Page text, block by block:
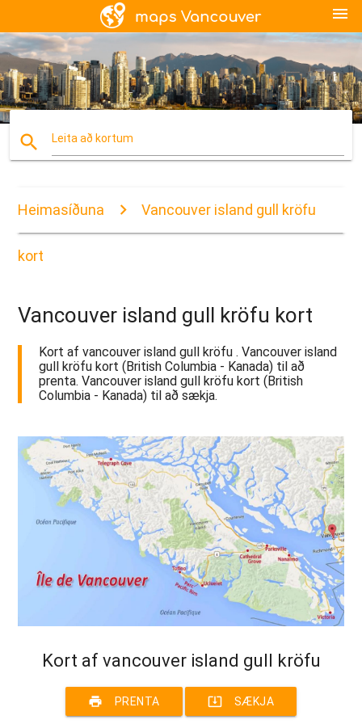
menu
search Leita að kortum
Heimasíðuna Vancouver island gull kröfu
kort
Vancouver island gull kröfu kort
Kort af vancouver island gull kröfu . Vancouver island
gull kröfu kort (British Columbia - Kanada) til að
prenta. Vancouver island gull kröfu kort (British
Columbia - Kanada) til að sækja.
Kort af vancouver island gull kröfu
print PRENTA system_update_alt SÆKJA